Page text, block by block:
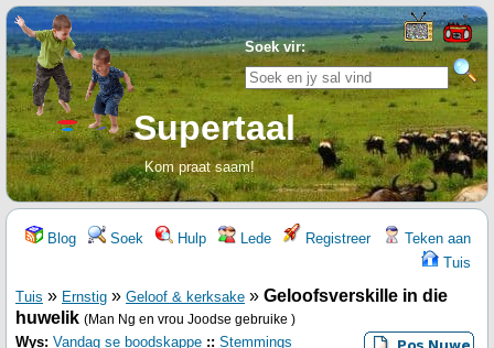
Soek vir:
Supertaal
Kom praat saam!
Blog Soek Hulp Lede Registreer
Teken aan
Tuis
Tuis » Ernstig » Geloof & kerksake » Geloofsverskille in die
huwelik (Man Ng en vrou Joodse gebruike )
Wys: Vandag se boodskappe :: Stemmings